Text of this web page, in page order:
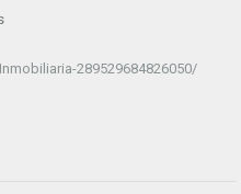
289529684826050/